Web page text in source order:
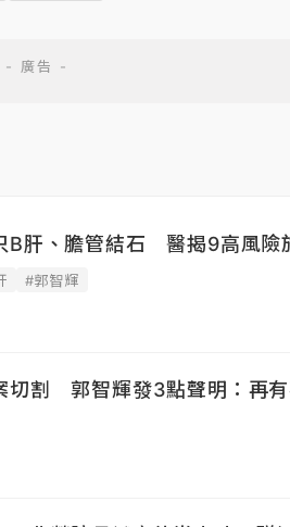
B肝、膽管結石 醫揭9高風險
#郭智輝
切割 郭智輝發3點聲明：再